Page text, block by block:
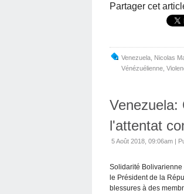
Partager cet
Venezuela Nicolas
Vénézuélienne
Venezuela:
l'attentat
5 Août 2018, 09:06am |
Solidarité Bolivarienne
le Président de la
blessures à des